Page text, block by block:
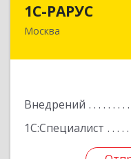
1С-РАРУС
Москва
Внедрений
1С:Специалист
127434,